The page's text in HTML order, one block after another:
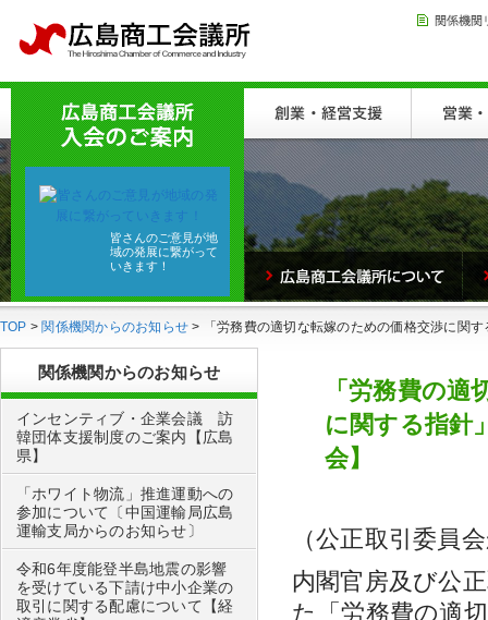
皆さんのご意見が地
域の発展に繋がって
いきます！
TOP > 関係機関からのお知らせ > 「労務費の適切な転嫁のための価格交渉に関
「労務費の
に関する指針
会】
（公正取引委員
内閣官房及び公
た「労務費の適
関係機関からのお知らせ
インセンティブ・企業会議 訪
韓団体支援制度のご案内【広島
県】
「ホワイト物流」推進運動への
参加について〔中国運輸局広島
運輸支局からのお知らせ〕
令和6年度能登半島地震の影響
を受けている下請け中小企業の
取引に関する配慮について【経